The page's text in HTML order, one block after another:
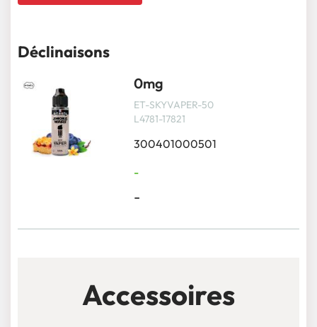
Déclinaisons
0mg
ET-SKYVAPER-50
L4781-17821
300401000501
-
-
Accessoires